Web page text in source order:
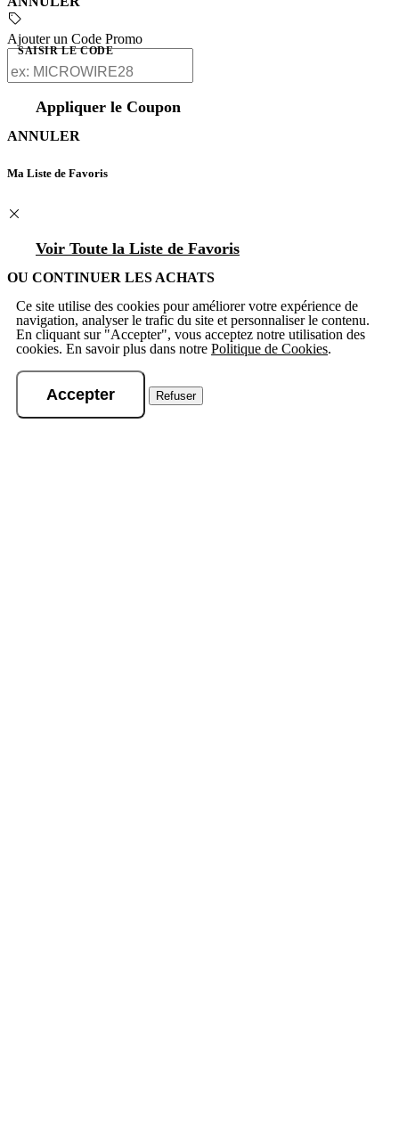
Ajouter un Code Promo
SAISIR LE CODE
Appliquer le Coupon
ANNULER
Ma Liste de Favoris
Voir Toute la Liste de Favoris
OU CONTINUER LES ACHATS
Ce site utilise des cookies pour améliorer votre expérience de
navigation, analyser le trafic du site et personnaliser le contenu.
En cliquant sur "Accepter", vous acceptez notre utilisation des
cookies. En savoir plus dans notre Politique de Cookies.
Accepter Refuser